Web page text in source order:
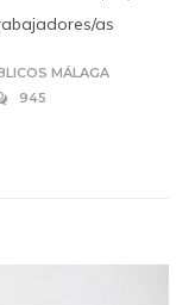
as
MÁLAGA
945